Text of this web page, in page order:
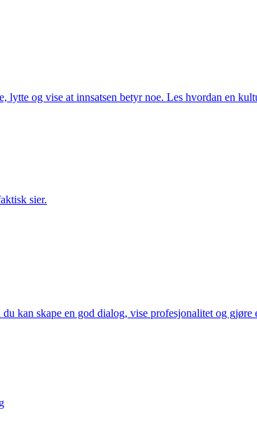
lytte og vise at innsatsen betyr noe. Les hvordan en
sier.
kan skape en god dialog, vise profesjonalitet og